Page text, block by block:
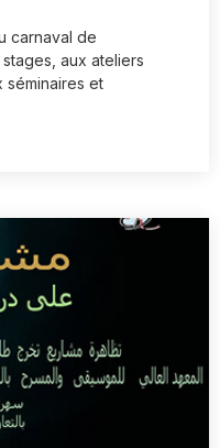
carnaval de
stages, aux ateliers
séminaires et